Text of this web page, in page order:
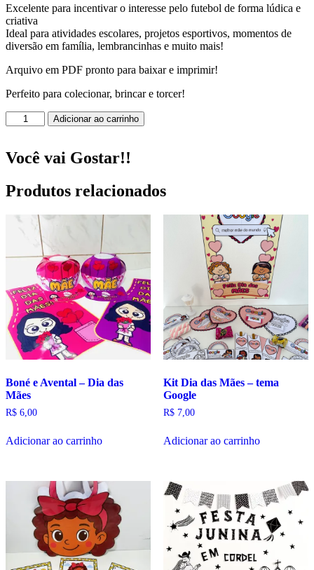
Excelente para incentivar o interesse pelo futebol de forma lúdica e
criativa
Ideal para atividades escolares, projetos esportivos, momentos de
diversão em família, lembrancinhas e muito mais!
Arquivo em PDF pronto para baixar e imprimir!
Perfeito para colecionar, brincar e torcer!
Jogadores
Seleções
Mais
do
quantidade
Adicionar ao carrinho
Você vai Gostar!!
Produtos relacionados
Boné e Avental – Dia das
Mães
R$ 6,00
Adicionar ao carrinho
Kit Dia das Mães – tema
Google
R$7,00
Adicionar ao carrinho